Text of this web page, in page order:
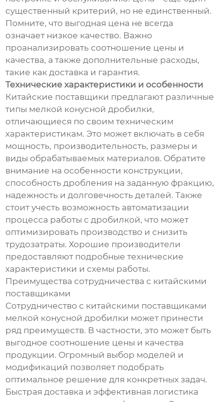
существенный критерий, но не единственный.
Помните, что выгодная цена не всегда
означает низкое качество. Важно
проанализировать соотношение цены и
качества, а также дополнительные расходы,
такие как доставка и гарантия.
Технические характеристики и особенности
Китайские поставщики предлагают различные
типы мелкой конусной дробилки,
отличающиеся по своим техническим
характеристикам. Это может включать в себя
мощность, производительность, размеры и
виды обрабатываемых материалов. Обратите
внимание на особенности конструкции,
способность дробления на заданную фракцию,
надежность и долговечность деталей. Также
стоит учесть возможность автоматизации
процесса работы с дробилкой, что может
оптимизировать производство и снизить
трудозатраты. Хорошие производители
предоставляют подробные технические
характеристики и схемы работы.
Преимущества сотрудничества с китайскими
поставщиками
Сотрудничество с китайскими поставщиками
мелкой конусной дробилки может принести
ряд преимуществ. В частности, это может быть
выгодное соотношение цены и качества
продукции. Огромный выбор моделей и
модификаций позволяет подобрать
оптимальное решение для конкретных задач.
Быстрая доставка и эффективная логистика